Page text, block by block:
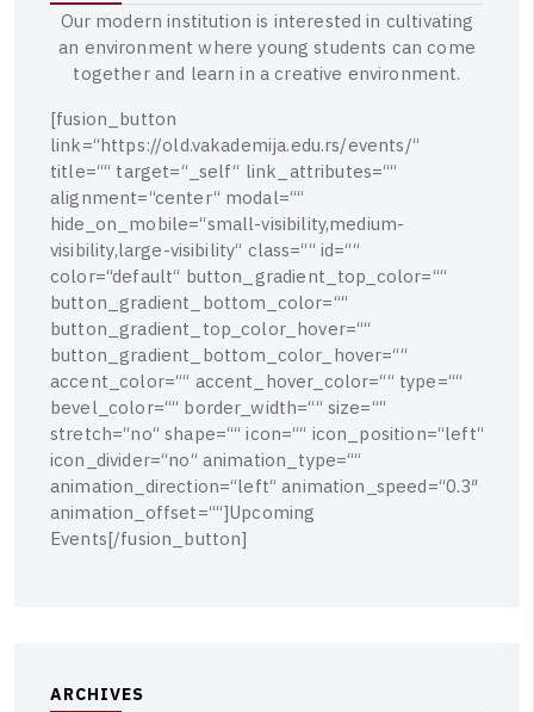
Our modern institution is interested in cultivating
an environment where young students can come
together and learn in a creative environment.
[fusion button
link=“https://old.vakademija.edu.rs/events/“
title=““ target=“_ self“ link attributes=““
alignment=“center“ modal=““
hide on mobile=“small-visibility,medium-
visibility,large-visibility“ class=““ id=““
color=“default“ button gradient top color=““
button _gradient bottom color=““
button _gradient top_color_ hover=““
button _gradient bottom color_ hover=““
accent _color=““ accent hover_ color=““ type=““
bevel_ color=““ border_width=““ size=““
stretch=“no“ shape=““ icon=““ icon position=“left“
icon divider=“no“ animation type=““
animation direction=“left“ animation speed=“0.3″
animation offset=““]Upcoming
Events[/fusion button]
ARCHIVES